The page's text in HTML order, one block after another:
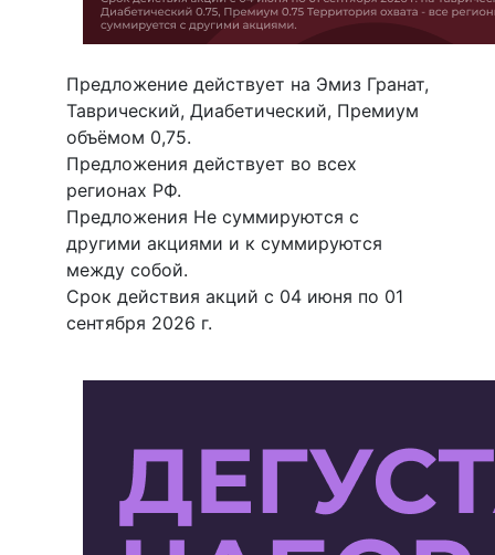
Предложение действует на Эмиз Гранат,
Таврический, Диабетический, Премиум
объёмом 0,75.
Предложения действует во всех
регионах РФ.
Предложения Не суммируются с
другими акциями и к суммируются
между собой.
Срок действия акций с 04 июня по 01
сентября 2026 г.